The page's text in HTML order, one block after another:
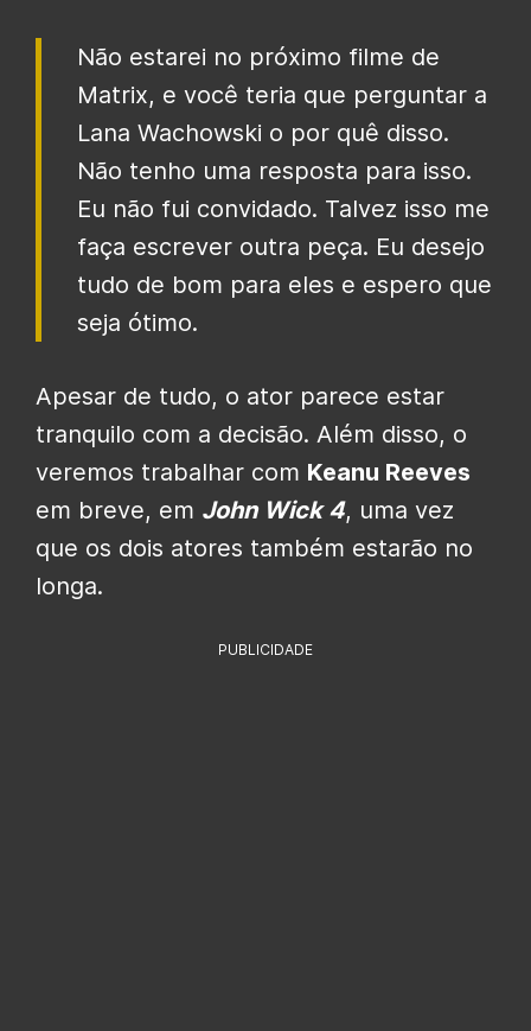
Não estarei no próximo filme de
Matrix, e você teria que perguntar a
Lana Wachowski o por quê disso.
Não tenho uma resposta para isso.
Eu não fui convidado. Talvez isso me
faça escrever outra peça. Eu desejo
tudo de bom para eles e espero que
seja ótimo.
Apesar de tudo, o ator parece estar
tranquilo com a decisão. Além disso, o
veremos trabalhar com Keanu Reeves
em breve, em John Wick 4, uma vez
que os dois atores também estarão no
longa.
PUBLICIDADE